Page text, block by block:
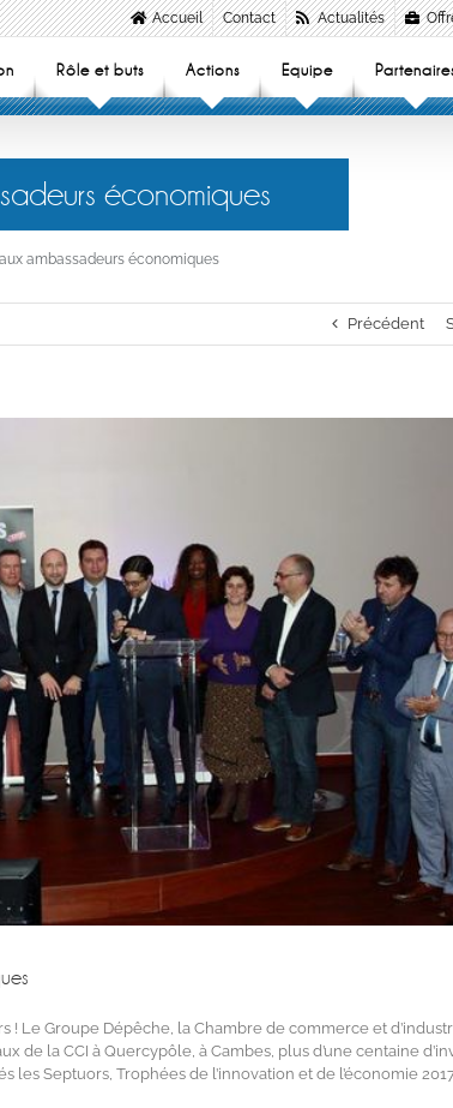
Accueil Contact Actualités
Rôle et buts Actions Equipe
économiques
ambassadeurs économiques
Précédent
! Le Groupe Dépêche, la Chambre de commerce et
de la CCI à Quercypôle, à Cambes, plus d’une centaine
Septuors, Trophées de l’innovation et de l’économie